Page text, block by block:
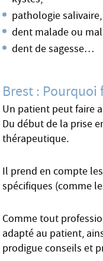
pathologie salivaire,
dent malade ou
dent de sagesse…
Brest :
Un patient peut faire
Du début de la prise
thérapeutique.
Il prend en compte
spécifiques (comme
Comme tout
adapté au patient,
prodigue conseils et